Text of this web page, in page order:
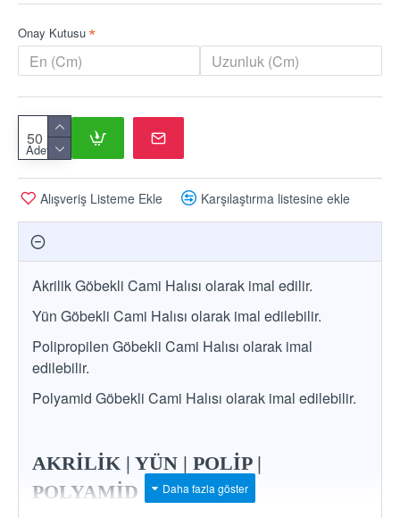
Onay Kutusu
Adet
Alışveriş Listeme Ekle Karşılaştırma listesine ekle
Akrilik Göbekli Cami Halısı olarak imal edilir.
Yün Göbekli Cami Halısı olarak imal edilebilir.
Polipropilen Göbekli Cami Halısı olarak imal
edilebilir.
Polyamid Göbekli Cami Halısı olarak imal edilebilir.
AKRİLİK | YÜN | POLİP |
POLYAMİD